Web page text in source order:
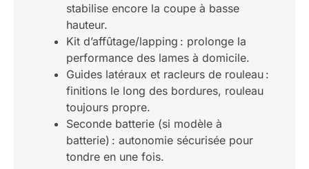
stabilise encore la coupe à basse
hauteur.
Kit d’affûtage/lapping : prolonge la
performance des lames à domicile.
Guides latéraux et racleurs de rouleau :
finitions le long des bordures, rouleau
toujours propre.
Seconde batterie (si modèle à
batterie) : autonomie sécurisée pour
tondre en une fois.